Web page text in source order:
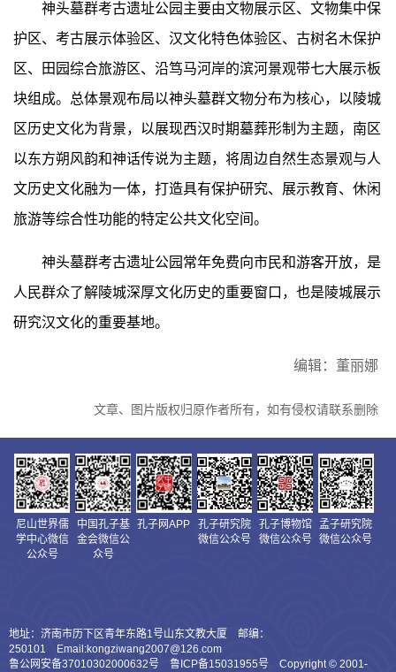
神头墓群考古遗址公园主要由文物展示区、文物集中保
护区、考古展示体验区、汉文化特色体验区、古树名木保护
区、田园综合旅游区、沿笃马河岸的滨河景观带七大展示板
块组成。总体景观布局以神头墓群文物分布为核心，以陵城
区历史文化为背景，以展现西汉时期墓葬形制为主题，南区
以东方朔风韵和神话传说为主题，将周边自然生态景观与人
文历史文化融为一体，打造具有保护研究、展示教育、休闲
旅游等综合性功能的特定公共文化空间。
神头墓群考古遗址公园常年免费向市民和游客开放，是
人民群众了解陵城深厚文化历史的重要窗口，也是陵城展示
研究汉文化的重要基地。
编辑：董丽娜
文章、图片版权归原作者所有，如有侵权请联系删除
尼山世界儒
学中心微信
公众号
中国孔子基
金会微信公
众号
孔子网APP
孔子研究院
微信公众号
孔子博物馆
微信公众号
孟子研究院
微信公众号
地址：济南市历下区青年东路1号山东文教大厦 邮编：
250101 Email:kongziwang2007@126.com
鲁公网安备37010302000632号 鲁ICP备15031955号 Copyright © 2001-